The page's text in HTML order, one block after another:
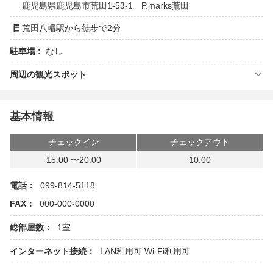
鹿児島県鹿児島市荒田1-53-1 P.marks荒田
荒田八幡駅から徒歩で2分
駐車場 : なし
周辺の観光スポット
基本情報
チェックイン
チェックアウト
15:00 〜20:00
10:00
電話：
099-814-5118
FAX：
000-000-0000
総部屋数： 1室
インターネット接続： LAN利用可 Wi-Fi利用可